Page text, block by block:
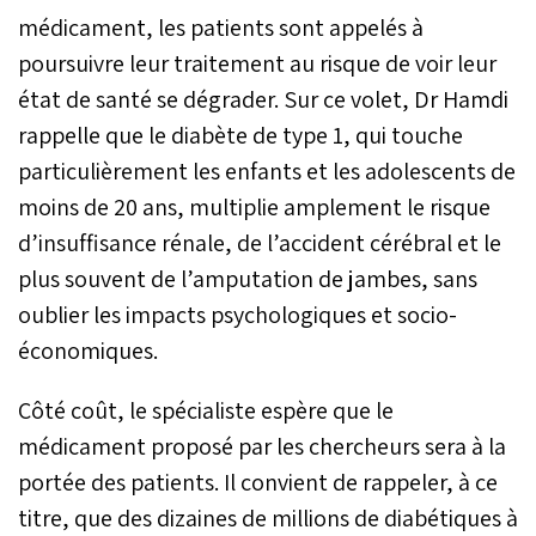
médicament, les patients sont appelés à
poursuivre leur traitement au risque de voir leur
état de santé se dégrader. Sur ce volet, Dr Hamdi
rappelle que le diabète de type 1, qui touche
particulièrement les enfants et les adolescents de
moins de 20 ans, multiplie amplement le risque
d’insuffisance rénale, de l’accident cérébral et le
plus souvent de l’amputation de jambes, sans
oublier les impacts psychologiques et socio-
économiques.
Côté coût, le spécialiste espère que le
médicament proposé par les chercheurs sera à la
portée des patients. Il convient de rappeler, à ce
titre, que des dizaines de millions de diabétiques à